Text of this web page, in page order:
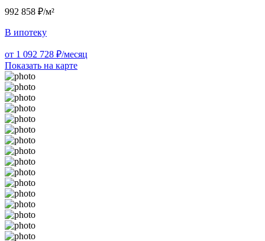
992 858 ₽/м²
В ипотеку
от 1 092 728 ₽/месяц
Показать на карте